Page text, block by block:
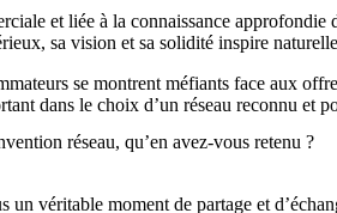
et liée à la connaissance
sa vision et sa solidité inspire
se montrent méfiants face aux
dans le choix d’un réseau reconnu et
réseau, qu’en avez-vous retenu ?
un véritable moment de partage et